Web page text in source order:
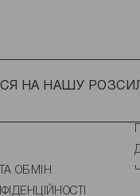
НА НАШУ
ОБМІН